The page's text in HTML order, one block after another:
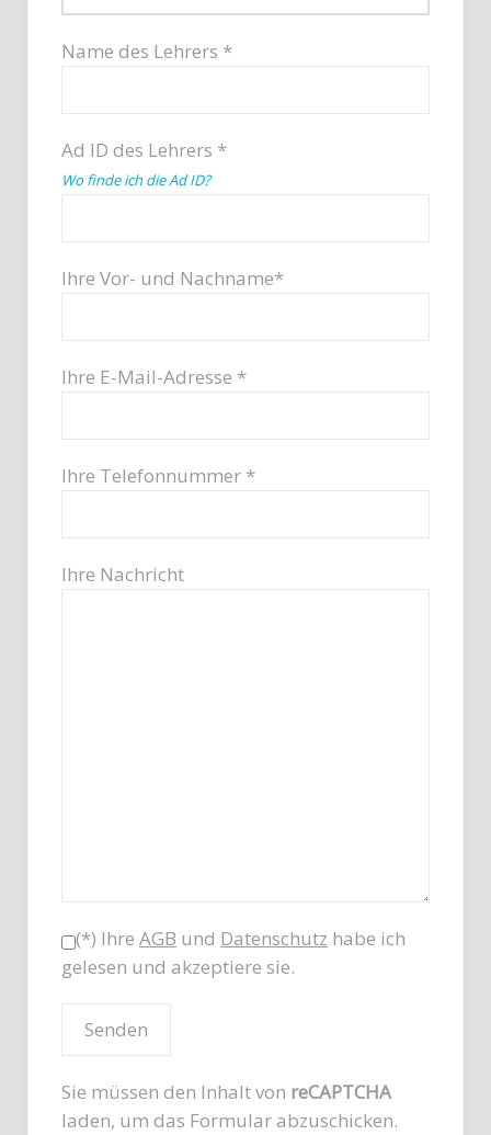
Name des Lehrers *
Ad ID des Lehrers *
Wo finde ich die Ad ID?
Ihre Vor- und Nachname*
Ihre E-Mail-Adresse *
Ihre Telefonnummer *
Ihre Nachricht
(*) Ihre AGB und Datenschutz habe ich
gelesen und akzeptiere sie.
Sie müssen den Inhalt von reCAPTCHA
laden, um das Formular abzuschicken.